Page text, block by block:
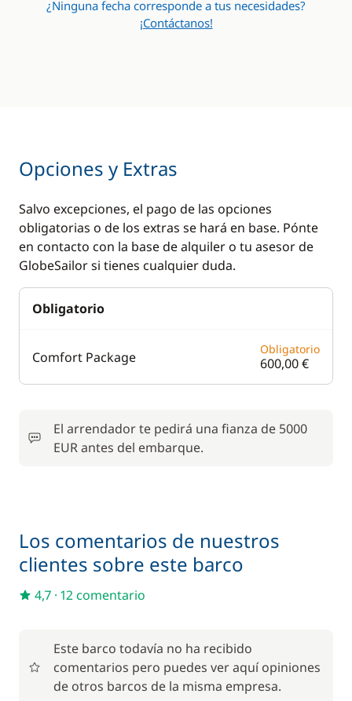
¿Ninguna fecha corresponde a tus necesidades?
¡Contáctanos!
Opciones y Extras
Salvo excepciones, el pago de las opciones
obligatorias o de los extras se hará en base. Pónte
en contacto con la base de alquiler o tu asesor de
GlobeSailor si tienes cualquier duda.
Obligatorio
Comfort Package Obligatorio
600,00 €
El arrendador te pedirá una fianza de 5000
EUR antes del embarque.
Los comentarios de nuestros
clientes sobre este barco
4,7 · 12 comentario
Este barco todavía no ha recibido
comentarios pero puedes ver aquí opiniones
de otros barcos de la misma empresa.